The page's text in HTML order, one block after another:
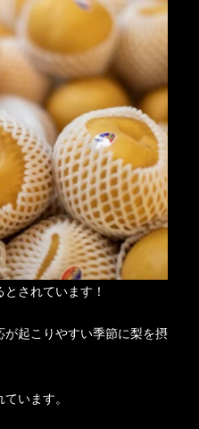
されています！
起こりやすい季節に梨を摂
います。